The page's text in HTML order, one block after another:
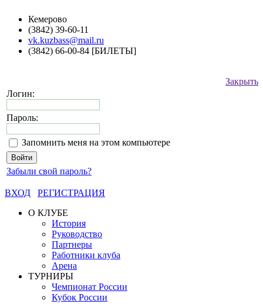
Кемерово
(3842) 39-60-11
vk.kuzbass@mail.ru
(3842) 66-00-84 [БИЛЕТЫ]
Закрыть
Логин:
Пароль:
Запомнить меня на этом компьютере
Забыли свой пароль?
ВХОД
РЕГИСТРАЦИЯ
О КЛУБЕ
История
Руководство
Партнеры
Работники клуба
Арена
ТУРНИРЫ
Чемпионат России
Кубок России